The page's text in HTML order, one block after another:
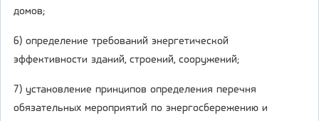
домов;
6) определение требований энергетической
эффективности зданий, строений, сооружений;
7) установление принципов определения перечня
обязательных мероприятий по энергосбережению и